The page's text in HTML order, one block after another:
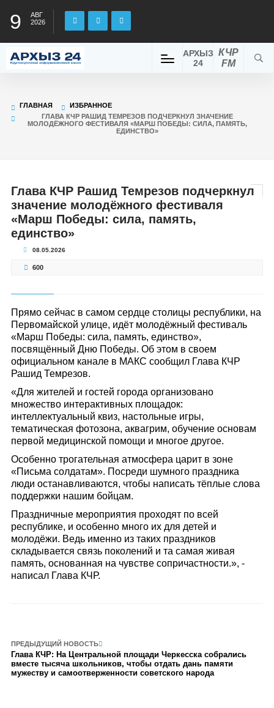
9
АВГ
2026
КЧР
FM
АРХЫЗ
24
ГЛАВНАЯ
ИЗБРАННОЕ
ГЛАВА КЧР РАШИД ТЕМРЕЗОВ ПОДЧЕРКНУЛ ЗНАЧЕНИЕ
МОЛОДЁЖНОГО ФЕСТИВАЛЯ «МАРШ ПОБЕДЫ: СИЛА, ПАМЯТЬ,
ЕДИНСТВО»
Глава КЧР Рашид Темрезов подчеркнул
значение молодёжного фестиваля
«Марш Победы: сила, память,
единство»
08.05.2026
600
Прямо сейчас в самом сердце столицы республики, на
Первомайской улице, идёт молодёжный фестиваль
«Марш Победы: сила, память, единство»,
посвящённый Дню Победы. Об этом в своем
официальном канале в МАКС сообщил Глава КЧР
Рашид Темрезов.
«Для жителей и гостей города организовано
множество интерактивных площадок:
интеллектуальный квиз, настольные игры,
тематическая фотозона, аквагрим, обучение основам
первой медицинской помощи и многое другое.
Особенно трогательная атмосфера царит в зоне
«Письма солдатам». Посреди шумного праздника
люди останавливаются, чтобы написать тёплые слова
поддержки нашим бойцам.
Праздничные мероприятия проходят по всей
республике, и особенно много их для детей и
молодёжи. Ведь именно из таких праздников
складывается связь поколений и та самая живая
память, основанная на чувстве сопричастности.», -
написал Глава КЧР.
ПРЕДЫДУЩИЙ НОВОСТЬ
Глава КЧР: На Центральной площади Черкесска собрались
вместе тысяча школьников, чтобы отдать дань памяти
мужеству и самоотверженности советского народа